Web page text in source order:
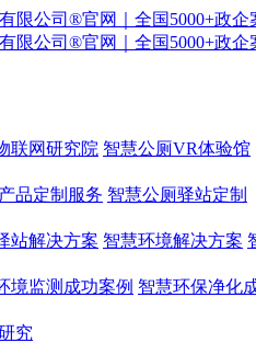
联网研究院 智慧公厕VR体验馆
产品定制服务 智慧公厕驿站定制
站解决方案 智慧环境解决方案
境监测成功案例 智慧环保净化
究